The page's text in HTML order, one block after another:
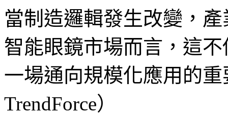
當制造邏輯發生改變，
智能眼鏡市場而言，這
一場通向規模化應用的重
TrendForce）